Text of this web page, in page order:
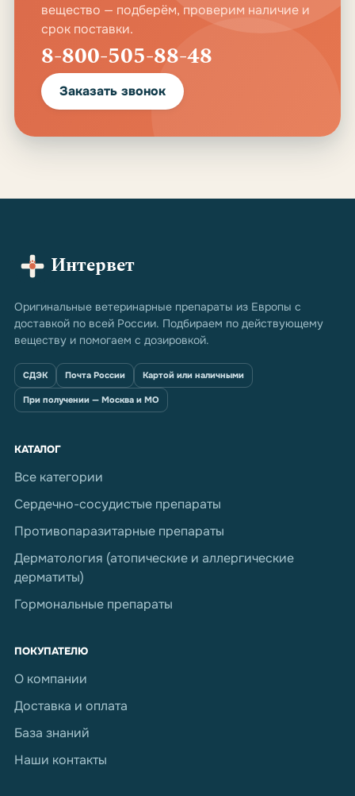
вещество — подберём, проверим наличие и
срок поставки.
8-800-505-88-48
Заказать звонок
Интервет
Оригинальные ветеринарные препараты из Европы с
доставкой по всей России. Подбираем по действующему
веществу и помогаем с дозировкой.
СДЭК Почта России Картой или наличными
При получении — Москва и МО
КАТАЛОГ
Все категории
Сердечно-сосудистые препараты
Противопаразитарные препараты
Дерматология (атопические и аллергические
дерматиты)
Гормональные препараты
ПОКУПАТЕЛЮ
О компании
Доставка и оплата
База знаний
Наши контакты